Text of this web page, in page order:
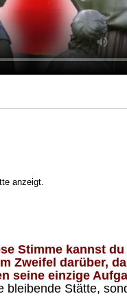
anzeigt.
Stimme kannst
Zweifel darüber,
seine einzige
Stätte,